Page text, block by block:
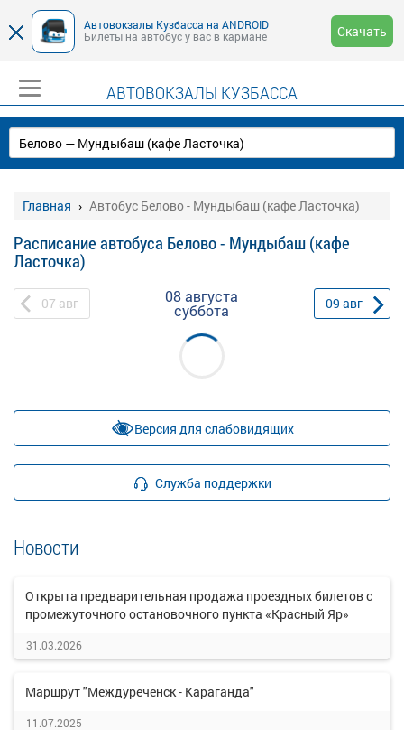
Автовокзалы Кузбасса на ANDROID
Билеты на автобус у вас в кармане
Скачать
АВТОВОКЗАЛЫ КУЗБАССА
Главная Автобус Белово - Мундыбаш (кафе Ласточка)
Расписание автобуса Белово - Мундыбаш (кафе
Ласточка)
07 авг 08 августа
суббота 09 авг
Версия для слабовидящих
Служба поддержки
Новости
Открыта предварительная продажа проездных билетов с
промежуточного остановочного пункта «Красный Яр»
31.03.2026
Маршрут "Междуреченск - Караганда"
11.07.2025